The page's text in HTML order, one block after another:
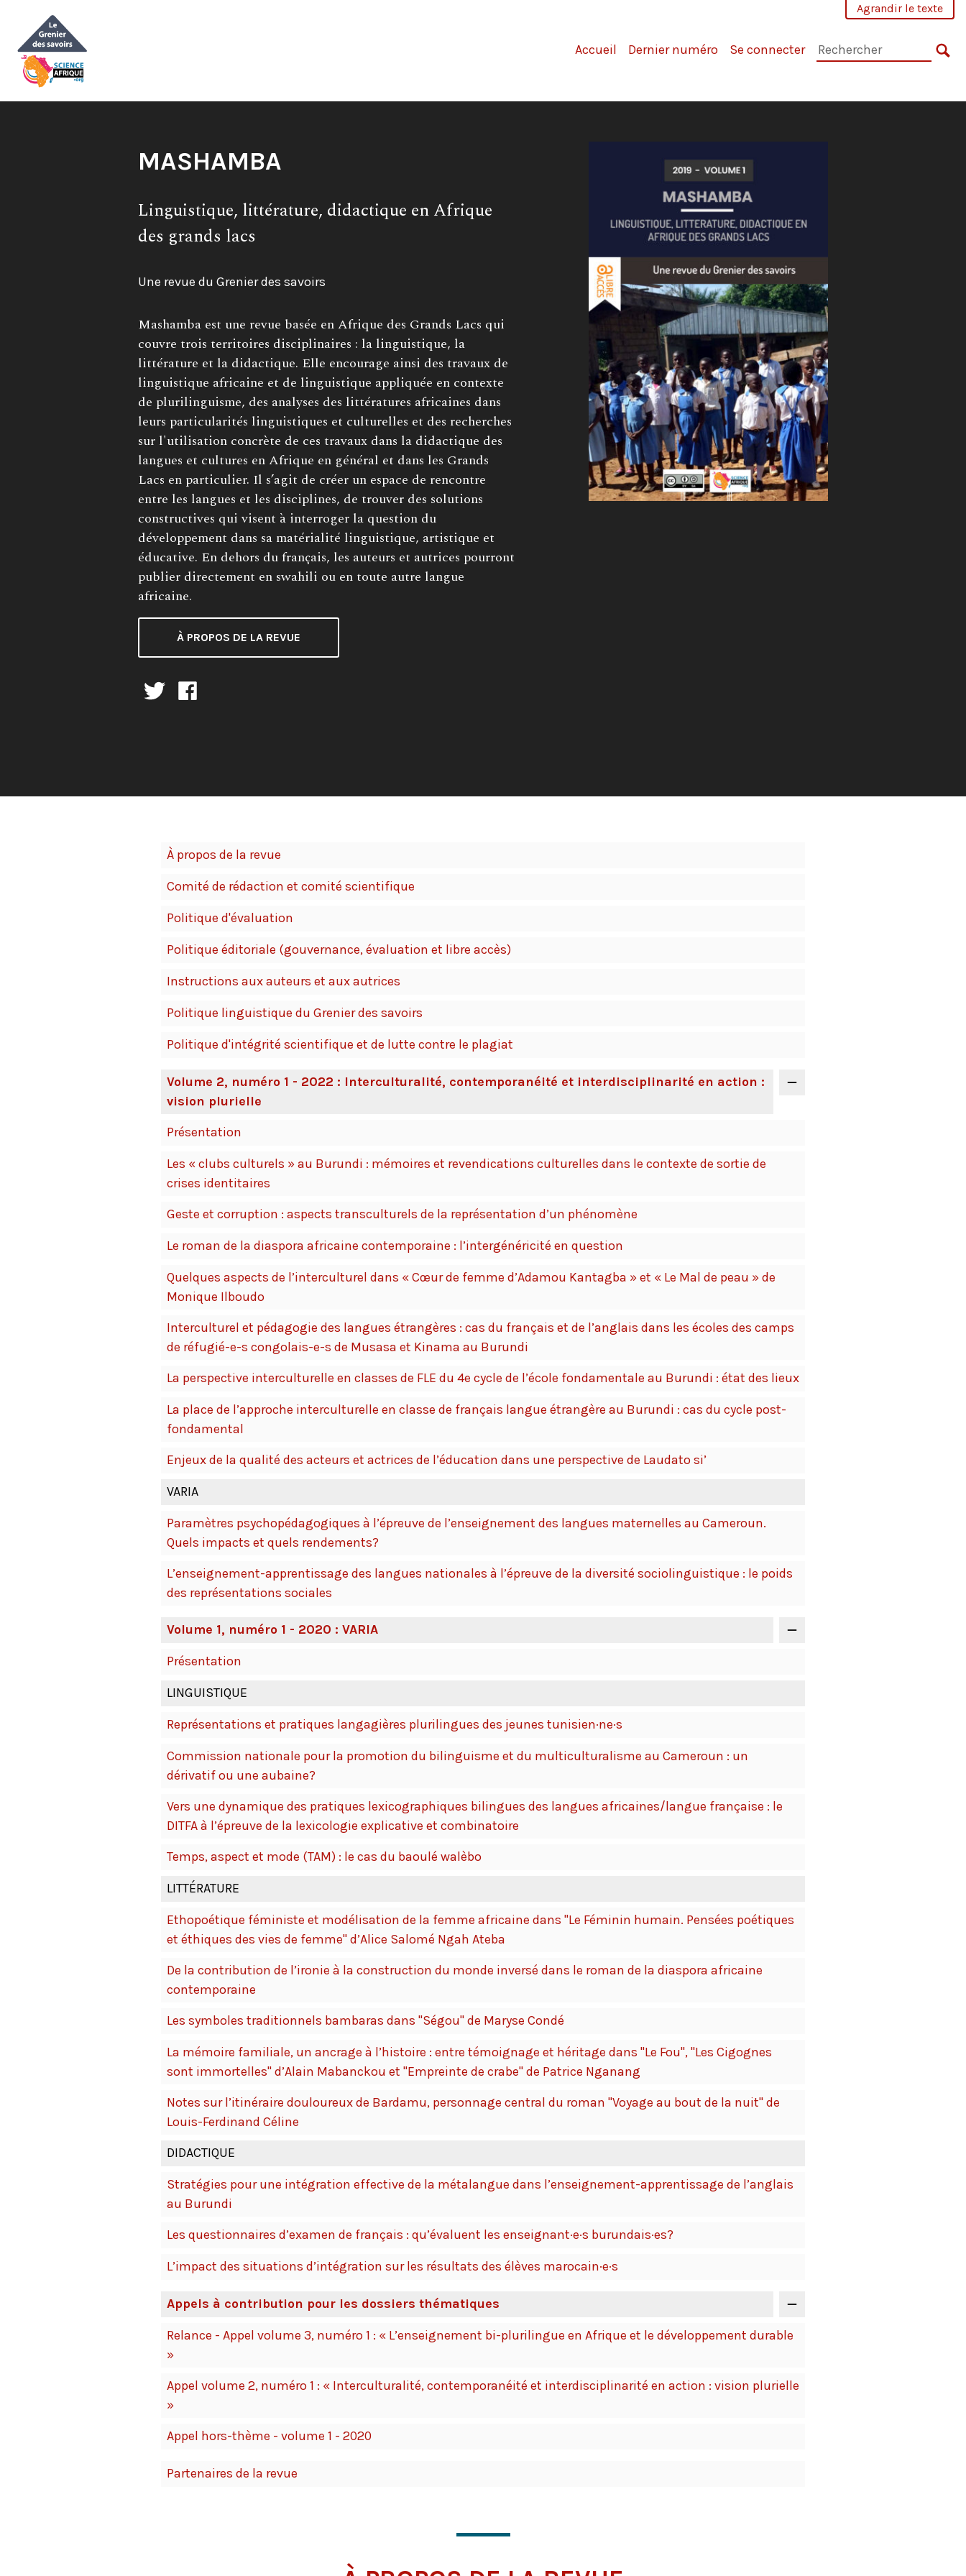
contenu
Agrandir le texte
Accueil Dernier numéro Se connecter
Rechercher
revue
Titre
de
la
revue:
MASHAMBA
Sous-
titre:
Linguistique, littérature, didactique en Afrique
des grands lacs
Plateforme:
Une revue du Grenier des savoirs
Description
de
la
revue:
Mashamba est une revue basée en Afrique des Grands Lacs qui
couvre trois territoires disciplinaires : la linguistique, la
littérature et la didactique. Elle encourage ainsi des travaux de
linguistique africaine et de linguistique appliquée en contexte
de plurilinguisme, des analyses des littératures africaines dans
leurs particularités linguistiques et culturelles et des recherches
sur l'utilisation concrète de ces travaux dans la didactique des
langues et cultures en Afrique en général et dans les Grands
Lacs en particulier. Il s’agit de créer un espace de rencontre
entre les langues et les disciplines, de trouver des solutions
constructives qui visent à interroger la question du
développement dans sa matérialité linguistique, artistique et
éducative. En dehors du français, les auteurs et autrices pourront
publier directement en swahili ou en toute autre langue
africaine.
À PROPOS DE LA REVUE
À propos de la revue
Comité de rédaction et comité scientifique
Politique d'évaluation
Politique éditoriale (gouvernance, évaluation et libre accès)
Instructions aux auteurs et aux autrices
Politique linguistique du Grenier des savoirs
Politique d'intégrité scientifique et de lutte contre le plagiat
Volume 2, numéro 1 - 2022 : Interculturalité, contemporanéité et interdisciplinarité en action :
vision plurielle
Présentation
Les « clubs culturels » au Burundi : mémoires et revendications culturelles dans le contexte de sortie de
crises identitaires
Geste et corruption : aspects transculturels de la représentation d’un phénomène
Le roman de la diaspora africaine contemporaine : l’intergénéricité en question
Quelques aspects de l’interculturel dans « Cœur de femme d’Adamou Kantagba » et « Le Mal de peau » de
Monique Ilboudo
Interculturel et pédagogie des langues étrangères : cas du français et de l’anglais dans les écoles des camps
de réfugié-e-s congolais-e-s de Musasa et Kinama au Burundi
La perspective interculturelle en classes de FLE du 4e cycle de l’école fondamentale au Burundi : état des lieux
La place de l’approche interculturelle en classe de français langue étrangère au Burundi : cas du cycle post-
fondamental
Enjeux de la qualité des acteurs et actrices de l’éducation dans une perspective de Laudato si’
VARIA
Paramètres psychopédagogiques à l’épreuve de l’enseignement des langues maternelles au Cameroun.
Quels impacts et quels rendements?
L’enseignement-apprentissage des langues nationales à l’épreuve de la diversité sociolinguistique : le poids
des représentations sociales
Volume 1, numéro 1 - 2020 : VARIA
Présentation
LINGUISTIQUE
Représentations et pratiques langagières plurilingues des jeunes tunisien·ne·s
Commission nationale pour la promotion du bilinguisme et du multiculturalisme au Cameroun : un
dérivatif ou une aubaine?
Vers une dynamique des pratiques lexicographiques bilingues des langues africaines/langue française : le
DITFA à l’épreuve de la lexicologie explicative et combinatoire
Temps, aspect et mode (TAM) : le cas du baoulé walèbo
LITTÉRATURE
Ethopoétique féministe et modélisation de la femme africaine dans "Le Féminin humain. Pensées poétiques
et éthiques des vies de femme" d’Alice Salomé Ngah Ateba
De la contribution de l’ironie à la construction du monde inversé dans le roman de la diaspora africaine
contemporaine
Les symboles traditionnels bambaras dans "Ségou" de Maryse Condé
La mémoire familiale, un ancrage à l’histoire : entre témoignage et héritage dans "Le Fou", "Les Cigognes
sont immortelles" d’Alain Mabanckou et "Empreinte de crabe" de Patrice Nganang
Notes sur l’itinéraire douloureux de Bardamu, personnage central du roman "Voyage au bout de la nuit" de
Louis-Ferdinand Céline
DIDACTIQUE
Stratégies pour une intégration effective de la métalangue dans l’enseignement-apprentissage de l’anglais
au Burundi
Les questionnaires d’examen de français : qu’évaluent les enseignant·e·s burundais·es?
L’impact des situations d’intégration sur les résultats des élèves marocain·e·s
Appels à contribution pour les dossiers thématiques
Relance - Appel volume 3, numéro 1 : « L’enseignement bi-plurilingue en Afrique et le développement durable
»
Appel volume 2, numéro 1 : « Interculturalité, contemporanéité et interdisciplinarité en action : vision plurielle
»
Appel hors-thème - volume 1 - 2020
Partenaires de la revue